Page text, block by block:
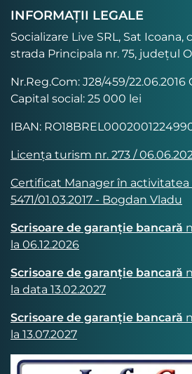
INFORMAȚII LEGALE
Socializare Live SRL, Sat Icoana,
strada Principala nr. 75, județul
Nr.Reg.Com: J28/459/22.06.2016
Capital social: 25 000 lei
IBAN:
Licența turism nr. 273 /
Certificat Manager în
5471/01.03.2017 - Bogdan Vladu
Scrisoare de garanție bancară
la 06.12.2026
Scrisoare de garanție bancară
la data 13.02.2027
Scrisoare de garanție bancară
la 13.07.2027